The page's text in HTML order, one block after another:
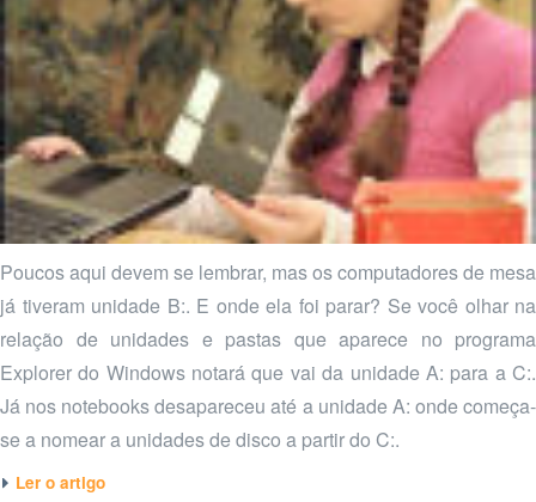
Poucos aqui devem se lembrar, mas os computadores de mesa
já tiveram unidade B:. E onde ela foi parar? Se você olhar na
relação de unidades e pastas que aparece no programa
Explorer do Windows notará que vai da unidade A: para a C:.
Já nos notebooks desapareceu até a unidade A: onde começa-
se a nomear a unidades de disco a partir do C:.
Ler o artigo